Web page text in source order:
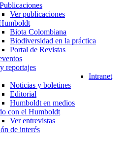
Ver publicaciones
Biota Colombiana
Biodiversidad en la práctica
Portal de Revistas
reportajes
Noticias y boletines
Editorial
Humboldt en medios
con el Humboldt
Ver entrevistas
de interés
Intranet